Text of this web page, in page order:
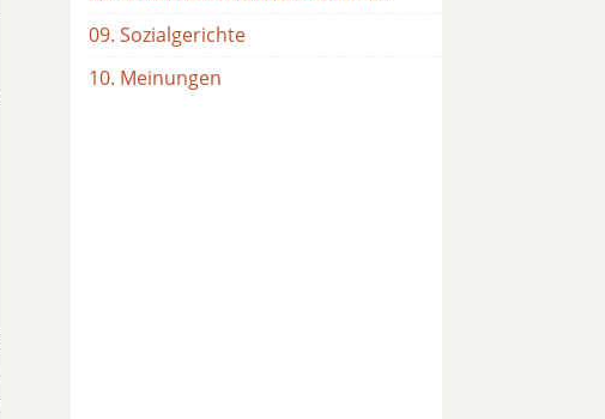
09. Sozialgerichte
10. Meinungen